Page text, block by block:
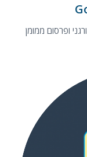
ופרסום ממומן